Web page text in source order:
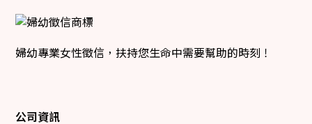
婦幼專業女性徵信，扶持您生命中需要幫助的時刻！
公司資訊